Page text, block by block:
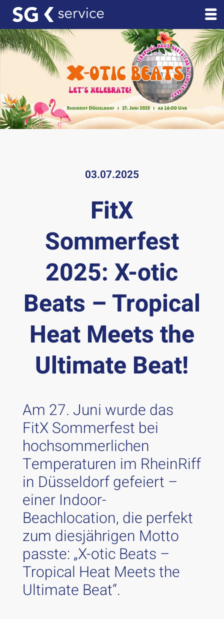
03.07.2025
FitX
Sommerfest
2025: X-otic
Beats – Tropical
Heat Meets the
Ultimate Beat!
Am 27. Juni wurde das
FitX Sommerfest bei
hochsommerlichen
Temperaturen im RheinRiff
in Düsseldorf gefeiert –
einer Indoor-
Beachlocation, die perfekt
zum diesjährigen Motto
passte: „X-otic Beats –
Tropical Heat Meets the
Ultimate Beat“.